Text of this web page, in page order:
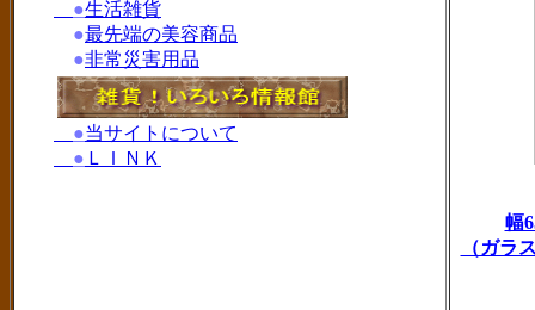
幅
（ガラ
●生活雑貨
●最先端の美容商品
●非常災害用品
●当サイトについて
● ＬＩＮＫ